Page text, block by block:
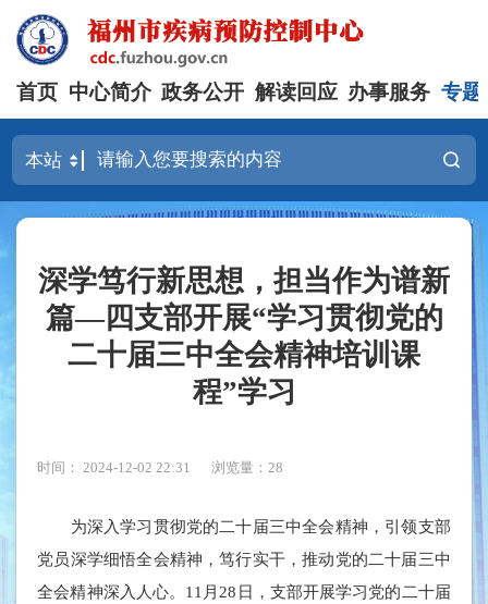
首页 中心简介 政务公开 解读回应 办事服务 专题
深学笃行新思想，担当作为谱新
篇—四支部开展“学习贯彻党的
二十届三中全会精神培训课
程”学习
时间： 2024-12-02 22:31 浏览量：28
为深入学习贯彻党的二十届三中全会精神，引领支部
党员深学细悟全会精神，笃行实干，推动党的二十届三中
全会精神深入人心。11月28日，支部开展学习党的二十届